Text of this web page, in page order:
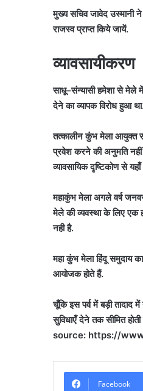
मुख्य सचिव जावेद उस्मानी
राजस्व प्राप्त किये जायें.
व्यावसायीकरण
साधू–संन्यासी हमेशा से मेले
देने का व्यापक विरोध हुआ
तत्कालीन कुंभ मेला आयुक्त
प्रवेश करने की अनुमति नहीं
व्यावसायिक दृष्टिकोण से
महाकुंभ मेला अगले वर्ष
मेले की व्यवस्था के लिए एक
नही है.
महा कुंभ मेला हिंदू समुदाय
आयोजक होते हैं.
चूँकि इस पर्व में बड़ी तादाद
सुविधाएँ देने तक सीमित
source: https://
Facebook